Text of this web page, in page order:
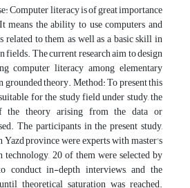
Computer literacy is of great importance
the ability to use computers and
related to them, as well as a basic skill in
fields. The current research aim to design
computer literacy among elementary
grounded theory. Method: To present this
for the study field under study, the
the theory arising from the data or
The participants in the present study,
province were experts with master's
technology, 20 of them were selected by
conduct in-depth interviews, and the